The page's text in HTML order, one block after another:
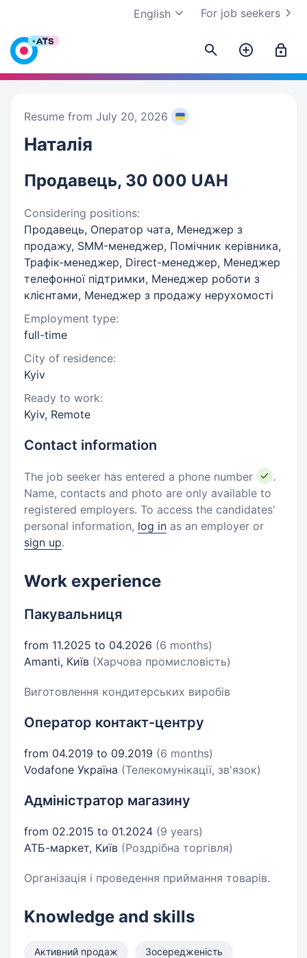
For job seekers
English
Resume from July 20, 2026
Наталія
Продавець, 30 000 UAH
Considering positions:
Продавець, Оператор чата, Менеджер з
продажу, SMM-менеджер, Помічник керівника,
Трафік-менеджер, Direct-менеджер, Менеджер
телефонної підтримки, Менеджер роботи з
клієнтами, Менеджер з продажу нерухомості
Employment type:
full-time
City of residence:
Kyiv
Ready to work:
Kyiv, Remote
Contact information
The job seeker has entered a phone number
.
Name, contacts and photo are only available to
registered employers. To access the candidates'
personal information, log in as an employer or
sign up.
Work experience
Пакувальниця
from 11.2025 to 04.2026 (6 months)
Amanti, Київ (Харчова промисловість)
Виготовлення кондитерських виробів
Оператор контакт-центру
from 04.2019 to 09.2019 (6 months)
Vodafone Україна (Телекомунікації, зв'язок)
Адміністратор магазину
from 02.2015 to 01.2024 (9 years)
АТБ-маркет, Київ (Роздрібна торгівля)
Організація і проведення приймання товарів.
Knowledge and skills
Активний продаж Зосередженість